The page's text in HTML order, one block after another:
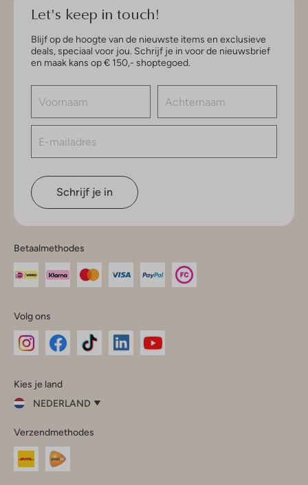
Let's keep in touch!
Blijf op de hoogte van de nieuwste items en exclusieve
deals, speciaal voor jou. Schrijf je in voor de nieuwsbrief
en maak kans op € 150,- shoptegoed.
Schrijf je in
Betaalmethodes
Volg ons
InstagramFacebook
Kies je land
NEDERLAND
je
land
Nederland
Verzendmethodes